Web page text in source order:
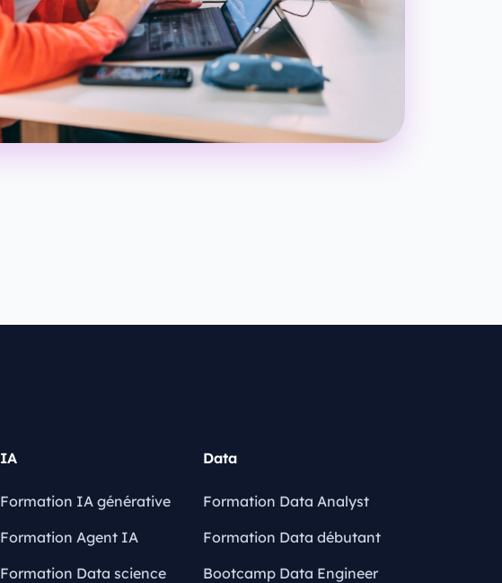
IA
Formation IA générative
Formation Agent IA
Formation Data science
Data
Formation Data Analyst
Formation Data débutant
Bootcamp Data Engineer